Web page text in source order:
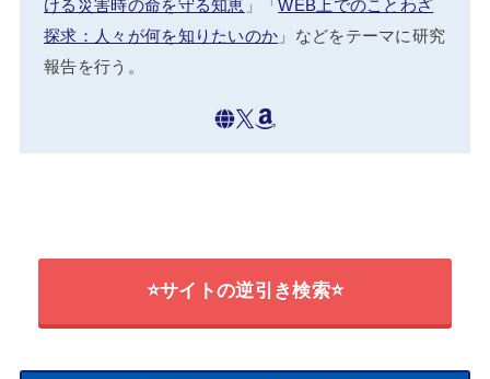
ける災害時の命を守る知恵 」「WEB上でのことわざ
探求：人々が何を知りたいのか 」などをテーマに研究
報告を行う。
⭐サイトの逆引き検索⭐